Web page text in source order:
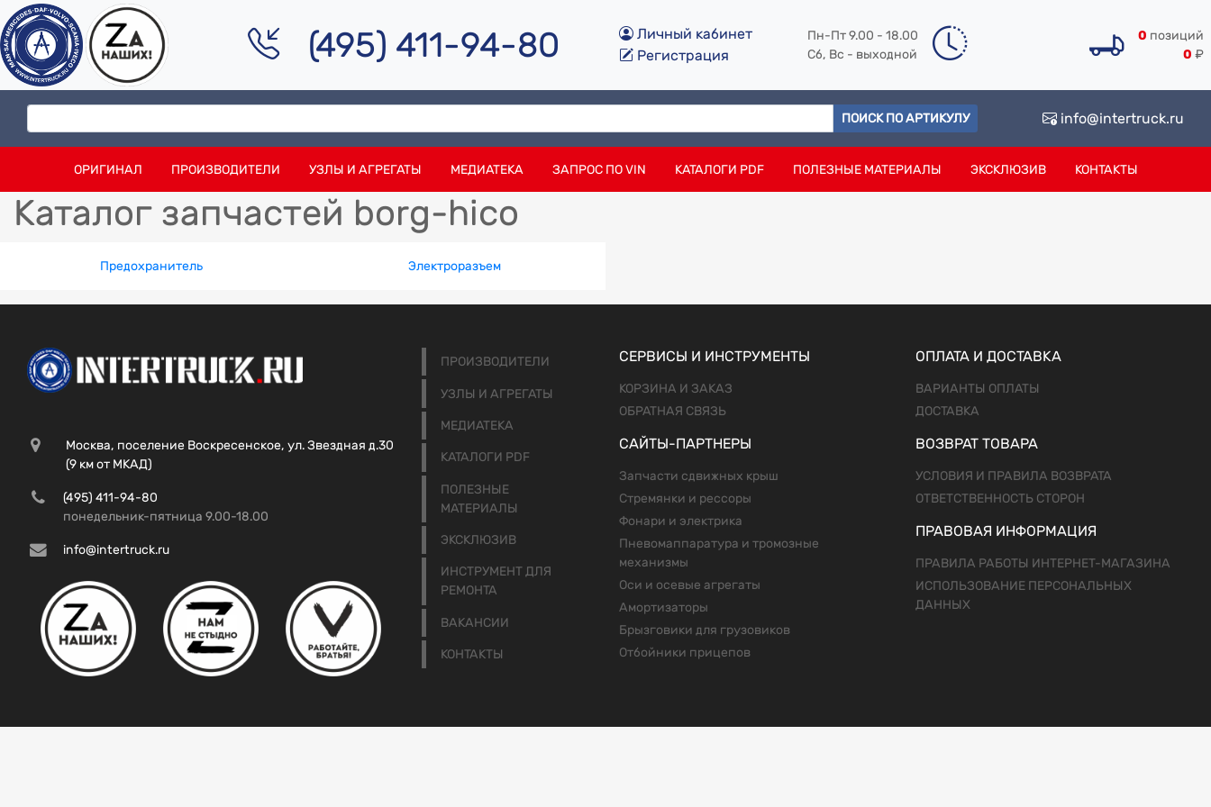
(495) 411-94-80
Личный кабинет
Регистрация
Пн-Пт 9.00 - 18.00
Сб, Вс - выходной
0 позиций
0 ₽
ПОИСК ПО АРТИКУЛУ info@intertruck.ru
ОРИГИНАЛ ПРОИЗВОДИТЕЛИ УЗЛЫ И АГРЕГАТЫ МЕДИАТЕКА ЗАПРОС ПО VIN КАТАЛОГИ PDF ПОЛЕЗНЫЕ МАТЕРИАЛЫ ЭКСКЛЮЗИВ КОНТАКТЫ
Каталог запчастей borg-hico
Предохранитель Электроразъем
Москва, поселение Воскресенское, ул. Звездная д.30
(9 км от МКАД)
(495) 411-94-80
понедельник-пятница 9.00-18.00
info@intertruck.ru
ПРОИЗВОДИТЕЛИ
УЗЛЫ И АГРЕГАТЫ
МЕДИАТЕКА
КАТАЛОГИ PDF
ПОЛЕЗНЫЕ
МАТЕРИАЛЫ
ЭКСКЛЮЗИВ
ИНСТРУМЕНТ ДЛЯ
РЕМОНТА
ВАКАНСИИ
КОНТАКТЫ
СЕРВИСЫ И ИНСТРУМЕНТЫ
КОРЗИНА И ЗАКАЗ
ОБРАТНАЯ СВЯЗЬ
САЙТЫ-ПАРТНЕРЫ
Запчасти сдвижных крыш
Стремянки и рессоры
Фонари и электрика
Пневомаппаратура и тромозные
механизмы
Оси и осевые агрегаты
Амортизаторы
Брызговики для грузовиков
Отбойники прицепов
ОПЛАТА И ДОСТАВКА
ВАРИАНТЫ ОПЛАТЫ
ДОСТАВКА
ВОЗВРАТ ТОВАРА
УСЛОВИЯ И ПРАВИЛА ВОЗВРАТА
ОТВЕТСТВЕННОСТЬ СТОРОН
ПРАВОВАЯ ИНФОРМАЦИЯ
ПРАВИЛА РАБОТЫ ИНТЕРНЕТ-МАГАЗИНА
ИСПОЛЬЗОВАНИЕ ПЕРСОНАЛЬНЫХ
ДАННЫХ